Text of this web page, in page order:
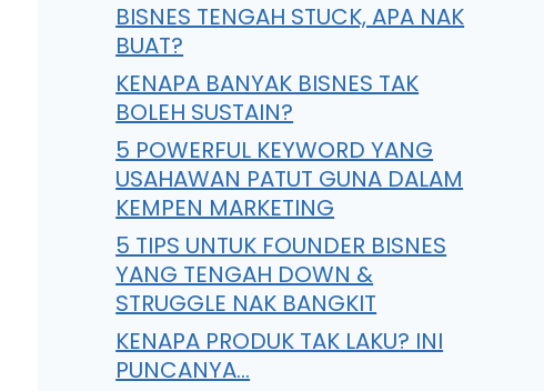
BISNES TENGAH STUCK, APA NAK
BUAT?
KENAPA BANYAK BISNES TAK
BOLEH SUSTAIN?
5 POWERFUL KEYWORD YANG
USAHAWAN PATUT GUNA DALAM
KEMPEN MARKETING
5 TIPS UNTUK FOUNDER BISNES
YANG TENGAH DOWN &
STRUGGLE NAK BANGKIT
KENAPA PRODUK TAK LAKU? INI
PUNCANYA…